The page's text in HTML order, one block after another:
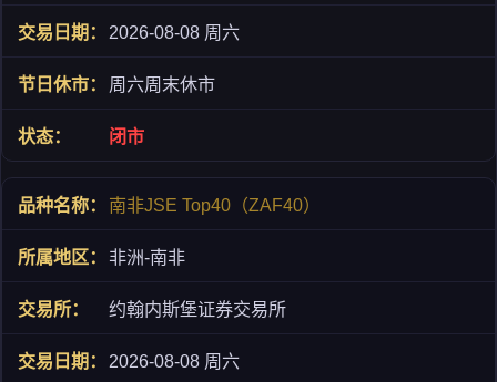
2026-08-08 周六
周六周末休市
闭市
南非JSE Top40（ZAF40）
非洲-南非
约翰内斯堡证券交易所
2026-08-08 周六